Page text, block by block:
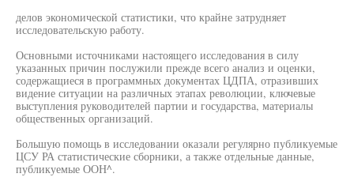
делов экономической статистики, что крайне затрудняет
исследовательскую работу.
Основными источниками настоящего исследования в силу
указанных причин послужили прежде всего анализ и оценки,
содержащиеся в программных документах ЦДПА, отразивших
видение ситуации на различных этапах революции, ключевые
выступления руководителей партии и государства, материалы
общественных организаций.
Большую помощь в исследовании оказали регулярно публикуемые
ЦСУ РА статистические сборники, а также отдельные данные,
публикуемые ООН^.